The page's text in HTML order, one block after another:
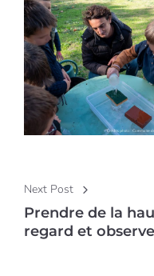
Post navigation
Next Post
Prendre de la
regard et